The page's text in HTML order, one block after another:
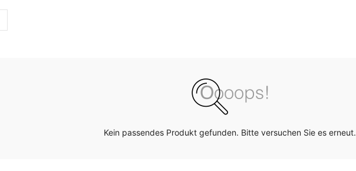
Kein passendes Produkt gefunden. Bitte versuchen Sie es erneut.